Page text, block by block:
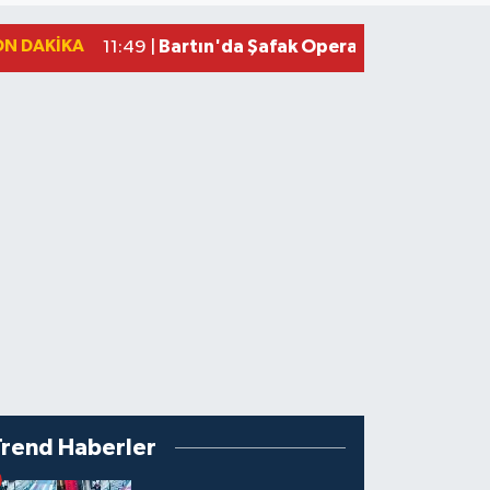
DAKIKA 11:49 | Bartın'da Şafak Operasyonu: 5
Haberler